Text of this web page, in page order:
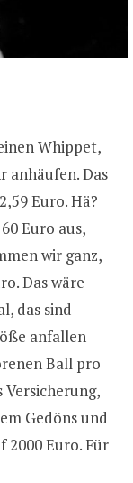
Whippet,
anhäufen. Das
Euro. Hä?
Euro aus,
wir ganz,
Das wäre
das sind
anfallen
Ball pro
Versicherung,
Gedöns und
Euro. Für